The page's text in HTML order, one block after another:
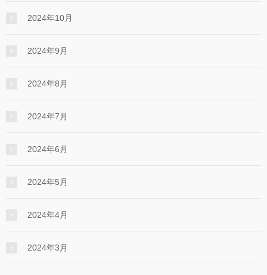
2024年10月
2024年9月
2024年8月
2024年7月
2024年6月
2024年5月
2024年4月
2024年3月